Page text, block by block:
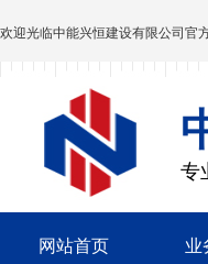
欢迎光临中能兴恒建设有限公司 官
专
网站首页 业